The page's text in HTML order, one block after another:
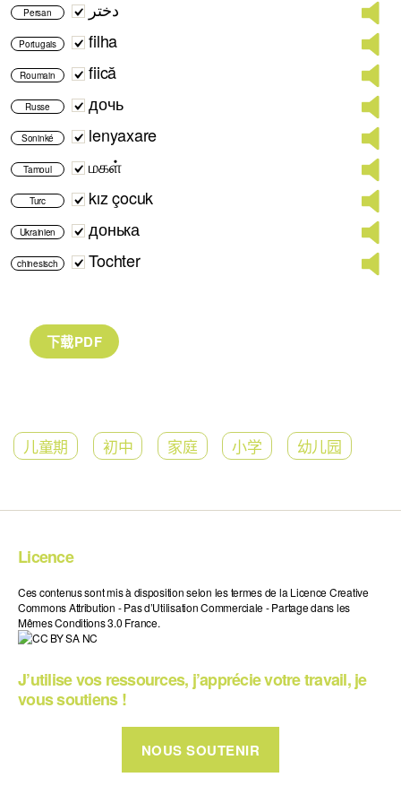
Persan دختر
Portugais filha
Roumain fiică
Russe дочь
Soninké lenyaxare
Tamoul மகள்
Turc kız çocuk
Ukrainien донька
chinesisch Tochter
儿童期 初中 家庭 小学 幼儿园
Licence
Ces contenus sont mis à disposition selon les termes de la Licence Creative
Commons Attribution - Pas d’Utilisation Commerciale - Partage dans les
Mêmes Conditions 3.0 France.
J’utilise vos ressources, j’apprécie votre travail, je
vous soutiens !
NOUS SOUTENIR